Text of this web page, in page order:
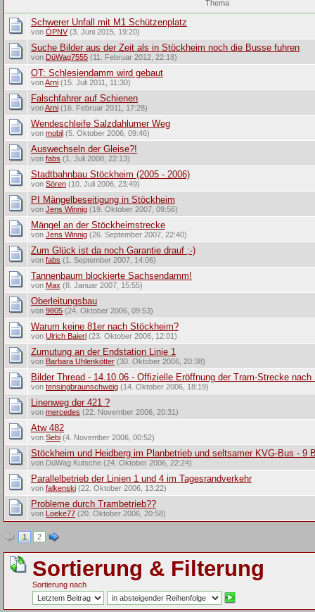
Thema
Schwerer Unfall mit M1 Schützenplatz
von ÖPNV(3. Juni 2015, 19:20)
Suche Bilder aus der Zeit als in Stöckheim noch die Busse fuhren
von DüWag7555(11. Februar 2012, 22:18)
OT: Schlesiendamm wird gebaut
vonArni(15. Juli 2011, 11:30)
Falschfahrer auf Schienen
vonArni(16. Februar 2011, 17:28)
Wendeschleife Salzdahlumer Weg
von mobil (5. Oktober 2006, 09:46)
Auswechseln der Gleise?!
von fabs (1. Juli 2008, 22:13)
Stadtbahnbau Stöckheim (2005 - 2006)
von Sören(10. Juli 2006, 23:49)
PI Mängelbeseitigung in Stöckheim
von Jens Winnig(19. Oktober 2007, 09:56)
Mängel an der Stöckheimstrecke
von Jens Winnig(26. September 2007, 22:40)
Zum Glück ist da noch Garantie drauf ;-)
von fabs (1. September 2007, 14:06)
Tannenbaum blockierte Sachsendamm!
von Max(8. Januar 2007, 15:55)
Oberleitungsbau
von 9805(24. Oktober 2006, 09:53)
Warum keine 81er nach Stöckheim?
von Ulrich Baierl (23. Oktober 2006, 12:01)
Zumutung an der Endstation Linie 1
von Barbara Uhlenkötter(30. Oktober 2006, 20:38)
Bilder Thread - 14.10.06 - Offizielle Eröffnung der Tram-Strecke
von tensingbraunschweig(14. Oktober 2006, 18:19)
Linenweg der 421 ?
von mercedes (22. November 2006, 20:31)
Atw 482
von Sebi(4. November 2006, 00:52)
Stöckheim und Heidberg im Planbetrieb und seltsamer KVG-Bus - 9
von DüWag Kutsche (24. Oktober 2006, 22:24)
Parallelbetrieb der Linien 1 und 4 im Tagesrandverkehr
von falkenski(22. Oktober 2006, 13:22)
Probleme durch Trambetrieb??
von Loeke77(20. Oktober 2006, 20:58)
1 2
Sortierung & Filterung
Sortierung nach